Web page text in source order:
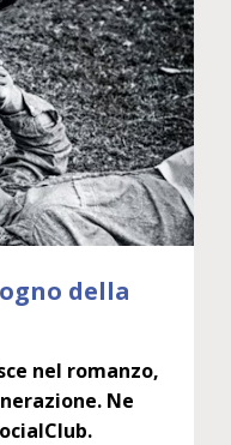
della
nel romanzo,
Ne